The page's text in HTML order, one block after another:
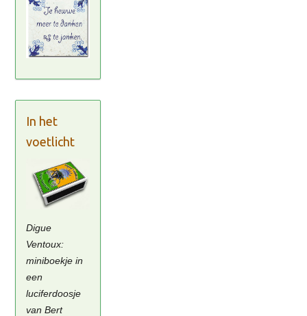
In het
voetlicht
Digue
Ventoux:
miniboekje in
een
luciferdoosje
van Bert